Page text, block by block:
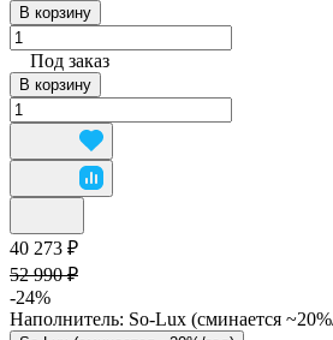
В корзину
Под заказ
В корзину
40 273 ₽
52 990 ₽
-24%
Наполнитель: So-Lux (cминается